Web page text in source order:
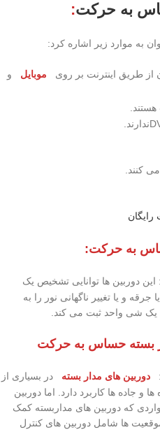
به حرکت:
به موارد زیر اشاره کرد:
از طریق اینترنت بر روی موبایل
و
کنند.
رایگان
به حرکت:
دوربین ها توانایی تشخیص یک
و یا تغییر ناگهانی نور را به
یک شی واحد ثبت می کند.
بسته حساس به حرکت
دوربین های مدار بسته
در بسیاری از
و جاده ها کاربرد دارد. اما دوربین
که دوربین های مداربسته کمک
ها شامل دوربین های کنترل